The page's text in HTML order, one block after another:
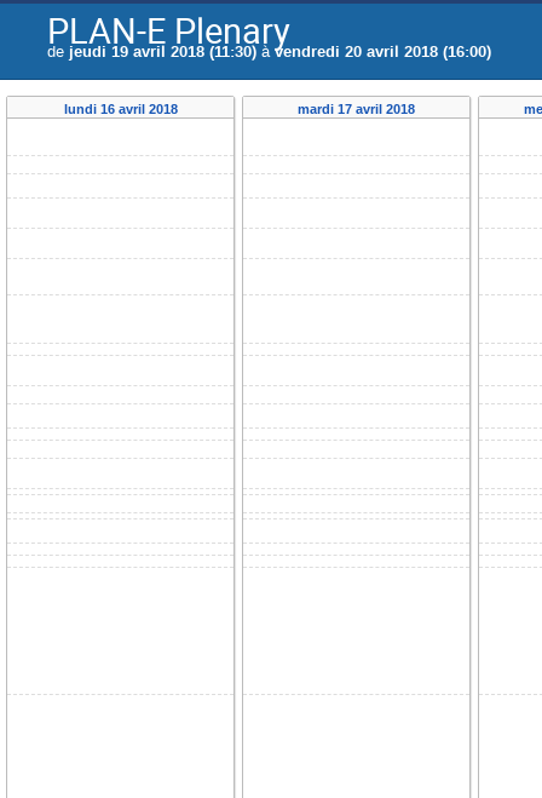
PLAN-E Plenary
de jeudi 19 avril 2018 (11:30) àvendredi 20 avril 2018 (16:00)
lundi 16 avril 2018 mardi 17 avril 2018